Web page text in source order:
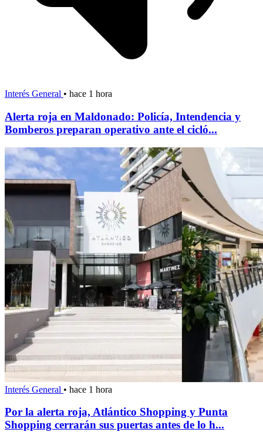
Interés General • hace 1 hora
Alerta roja en Maldonado: Policía, Intendencia y
Bomberos preparan operativo ante el cicló...
Interés General • hace 1 hora
Por la alerta roja, Atlántico Shopping y Punta
Shopping cerrarán sus puertas antes de lo h...